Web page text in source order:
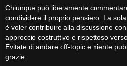
Chiunque può liberamente
condividere il proprio pensiero. La
è voler contribuire alla discussione con
approccio costruttivo e rispettoso
Evitate di andare off-topic e niente
grazie.